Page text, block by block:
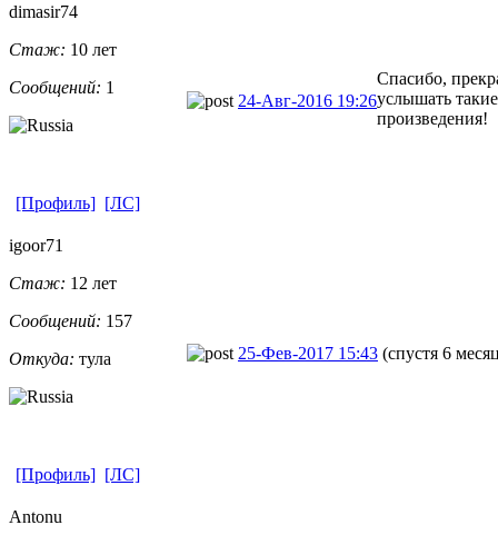
dimasir74
Стаж: 10 лет
Сообщений: 1
24-Авг-2016 19:26
Спасибо,
услышать
произведения!
[Профиль] [ЛС]
igoor71
Стаж: 12 лет
Сообщений: 157
Откуда: тула 25-Фев-2017 15:43 (спустя 6
[Профиль] [ЛС]
Antonu